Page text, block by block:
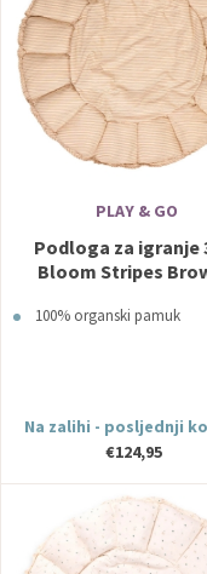
PLAY & GO
Podloga za igranje
Bloom Stripes
100% organski pamuk
Na zalihi - posljednji
€124,95